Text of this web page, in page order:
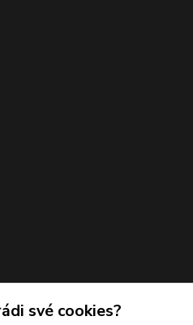
své cookies?